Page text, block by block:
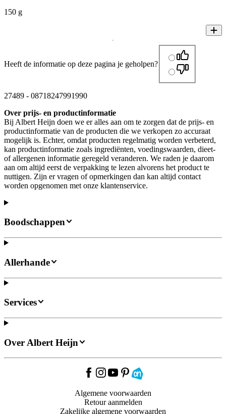
150 g
Heeft de informatie op deze pagina je geholpen?
27489 - 08718247991990
Over prijs- en productinformatie
Bij Albert Heijn doen we er alles aan om te zorgen dat de prijs- en
productinformatie van de producten die we verkopen zo accuraat
mogelijk is. Echter, omdat producten regelmatig worden verbeterd,
kan productinformatie zoals ingrediënten, voedingswaarden, dieet-
of allergenen informatie geregeld veranderen. We raden je daarom
aan om altijd eerst de verpakking te lezen alvorens het product te
nuttigen. Zijn er vragen of opmerkingen dan kan altijd contact
worden opgenomen met onze klantenservice.
Boodschappen
Allerhande
Services
Over Albert Heijn
Algemene voorwaarden
Retour aanmelden
Zakelijke algemene voorwaarden